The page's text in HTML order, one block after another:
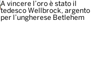
A vincere l’oro è stato il
tedesco Wellbrock, argento
per l’ungherese Betlehem